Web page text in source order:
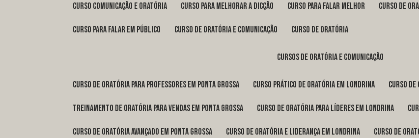
curso comunicação e oratória curso para melhorar a dicção curso para falar melhor curso de
curso para falar em público curso de oratória e comunicação curso de oratória
cursos de oratória e comunicação
curso de oratória para professores em Ponta Grossa curso prático de oratória em Londrina curso
treinamento de oratória para vendas em Ponta Grossa curso de oratória para líderes em Londrina
curso de oratória avançado em Ponta Grossa curso de oratória e liderança em Londrina curso de